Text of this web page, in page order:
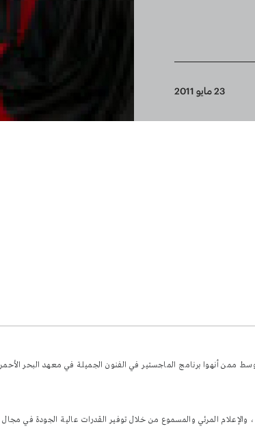
23 مايو 2011
وشابة من مختلف أرجاء الشرق الأوسط ممن أنهوا برنامج الماجستير في الفنون الجميلة في معهد البحر الأحمر
المرئي والمسموع من خلال توفير القدرات عالية الجودة في مجال